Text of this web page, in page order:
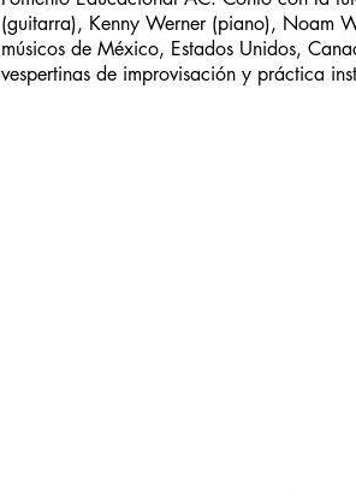
(guitarra), Kenny Werner (piano), Noam
músicos de México, Estados Unidos,
vespertinas de improvisación y práctica